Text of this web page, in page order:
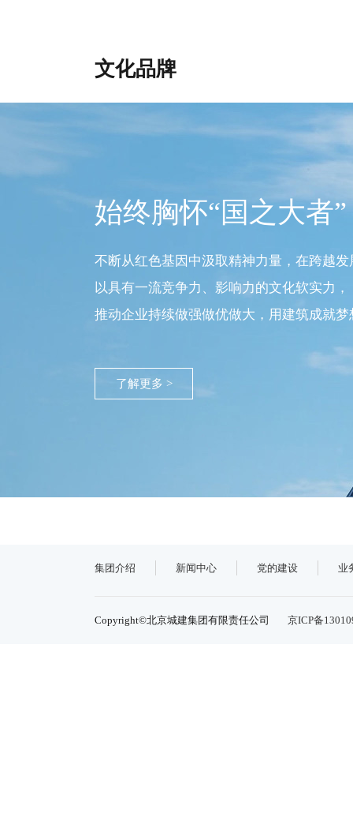
文化品牌
始终胸怀“国之大者”
不断从红色基因中汲取精神力量，在跨越
以具有一流竞争力、影响力的文化软实力，
推动企业持续做强做优做大，用建筑成就梦
了解更多 >
集团介绍 新闻中心 党的建设 业
Copyright©北京城建集团有限责任公司 京ICP备